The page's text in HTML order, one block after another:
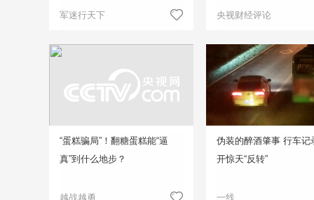
军迷行天下 央视财经评论
“蛋糕骗局”！翻糖蛋糕能“逼
真”到什么地步？
越战越勇
伪装的醉酒肇事 行车记
开惊天“反转”
一线